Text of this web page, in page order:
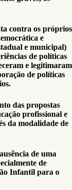
contra os próprios
e
e municipal)
de políticas
e legitimaram
de políticas
das propostas
profissional e
da modalidade de
de uma
de
Infantil para o